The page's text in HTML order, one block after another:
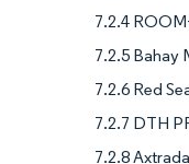
7.2.4
7.2.5 Bahay
7.2.6 Red
7.2.7 DTH
7.2.8